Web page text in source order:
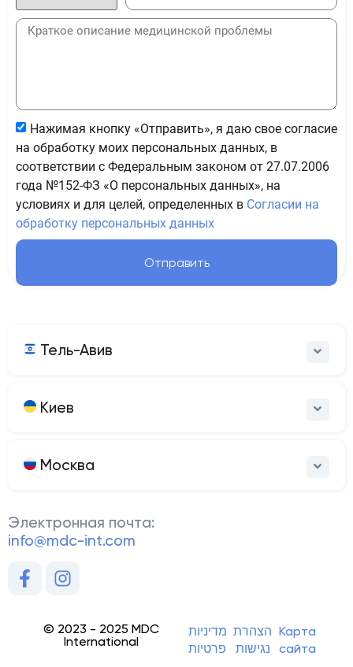
Нажимая кнопку «Отправить», я даю свое согласие
на обработку моих персональных данных, в
соответствии с Федеральным законом от 27.07.2006
года №152-ФЗ «О персональных данных», на
условиях и для целей, определенных в Согласии на
обработку персональных данных
Отправить
Тель-Авив
Киев
Москва
Электронная почта:
info@mdc-int.com
© 2023 - 2025 MDC
International
מדיניות
פרטיות
הצהרת
נגישות
Карта
сайта